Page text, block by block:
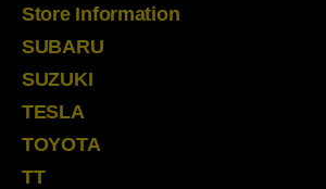
Store Information
SUBARU
SUZUKI
TESLA
TOYOTA
TT